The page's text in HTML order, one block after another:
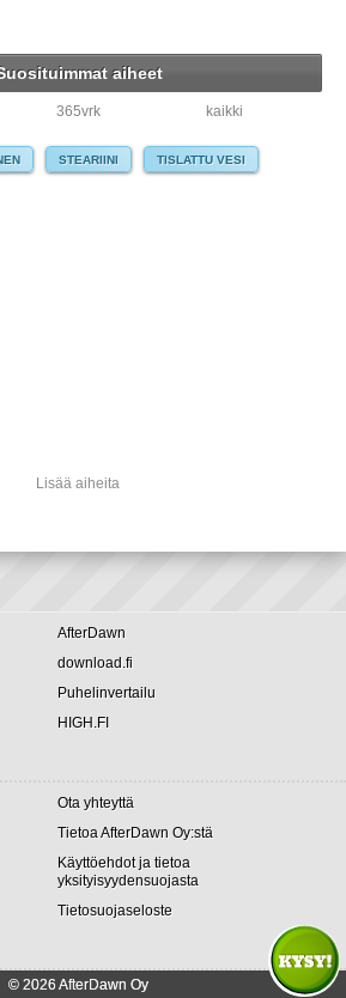
aiheet
365vrk kaikki
STEARIINI TISLATTU VESI
Lisää aiheita
AfterDawn
download.fi
Puhelinvertailu
HIGH.FI
Ota yhteyttä
Tietoa AfterDawn Oy:stä
Käyttöehdot ja tietoa
yksityisyydensuojasta
Tietosuojaseloste
© 2026 AfterDawn Oy